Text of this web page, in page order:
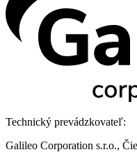
Technický prevádzkovateľ:
Galileo Corporation s.r.o.,